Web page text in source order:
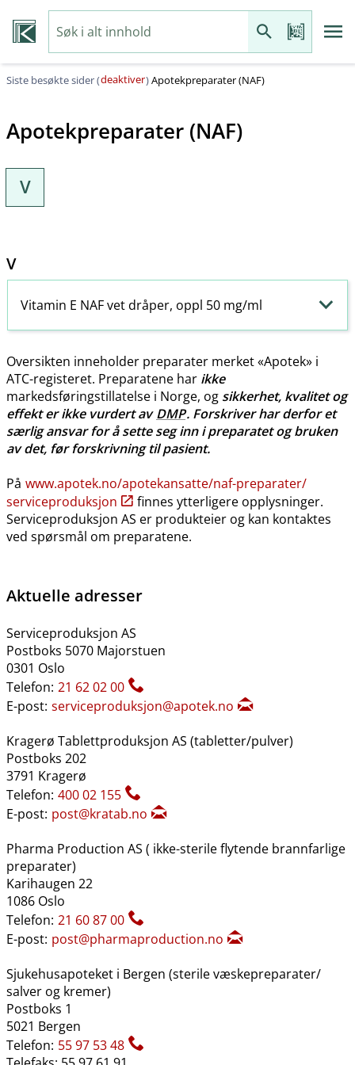
Siste besøkte sider (deaktiver)Apotekpreparater (NAF)
Apotekpreparater (NAF)
V
V
Vitamin E NAF vet dråper, oppl 50 mg/ml
Oversikten inneholder preparater merket «Apotek» i
ATC-registeret. Preparatene har ikke
markedsføringstillatelse i Norge, og sikkerhet, kvalitet og
effekt er ikke vurdert avDMP. Forskriver har derfor et
særlig ansvar for å sette seg inn i preparatet og bruken
av det, før forskrivning til pasient.
På www.apotek.no​/​apotekansatte​/​naf-preparater​/​
serviceproduksjon
finnes ytterligere opplysninger.
Serviceproduksjon AS er produkteier og kan kontaktes
ved spørsmål om preparatene.
Aktuelle adresser
Serviceproduksjon AS
Postboks 5070 Majorstuen
0301 Oslo
Telefon: 21 62 02 00
E-post: serviceproduksjon@apotek.no
Kragerø Tablettproduksjon AS (tabletter​/​pulver)
Postboks 202
3791 Kragerø
Telefon: 400 02 155
E-post: post@kratab.no
Pharma Production AS ( ikke-sterile flytende brannfarlige
preparater)
Karihaugen 22
1086 Oslo
Telefon: 21 60 87 00
E-post: post@pharmaproduction.no
Sjukehusapoteket i Bergen (sterile væskepreparater​/​
salver og kremer)
Postboks 1
5021 Bergen
Telefon: 55 97 53 48